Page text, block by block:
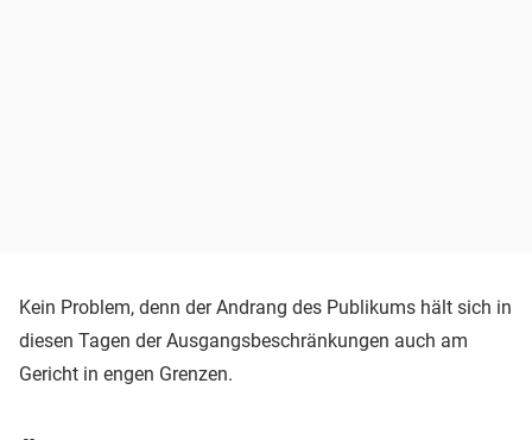
Kein Problem, denn der Andrang des Publikums hält sich in
diesen Tagen der Ausgangsbeschränkungen auch am
Gericht in engen Grenzen.